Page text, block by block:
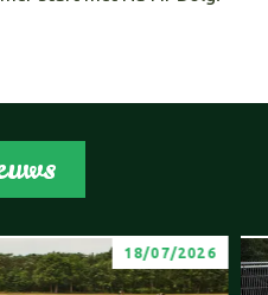
18/07/2026